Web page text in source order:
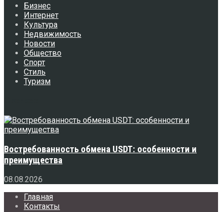
Бизнес
Интернет
Культура
Недвижимость
Новости
Общество
Спорт
Стиль
Туризм
Востребованность обмена USDT: особенности и
преимущества
08.08.2026
Главная
Контакты